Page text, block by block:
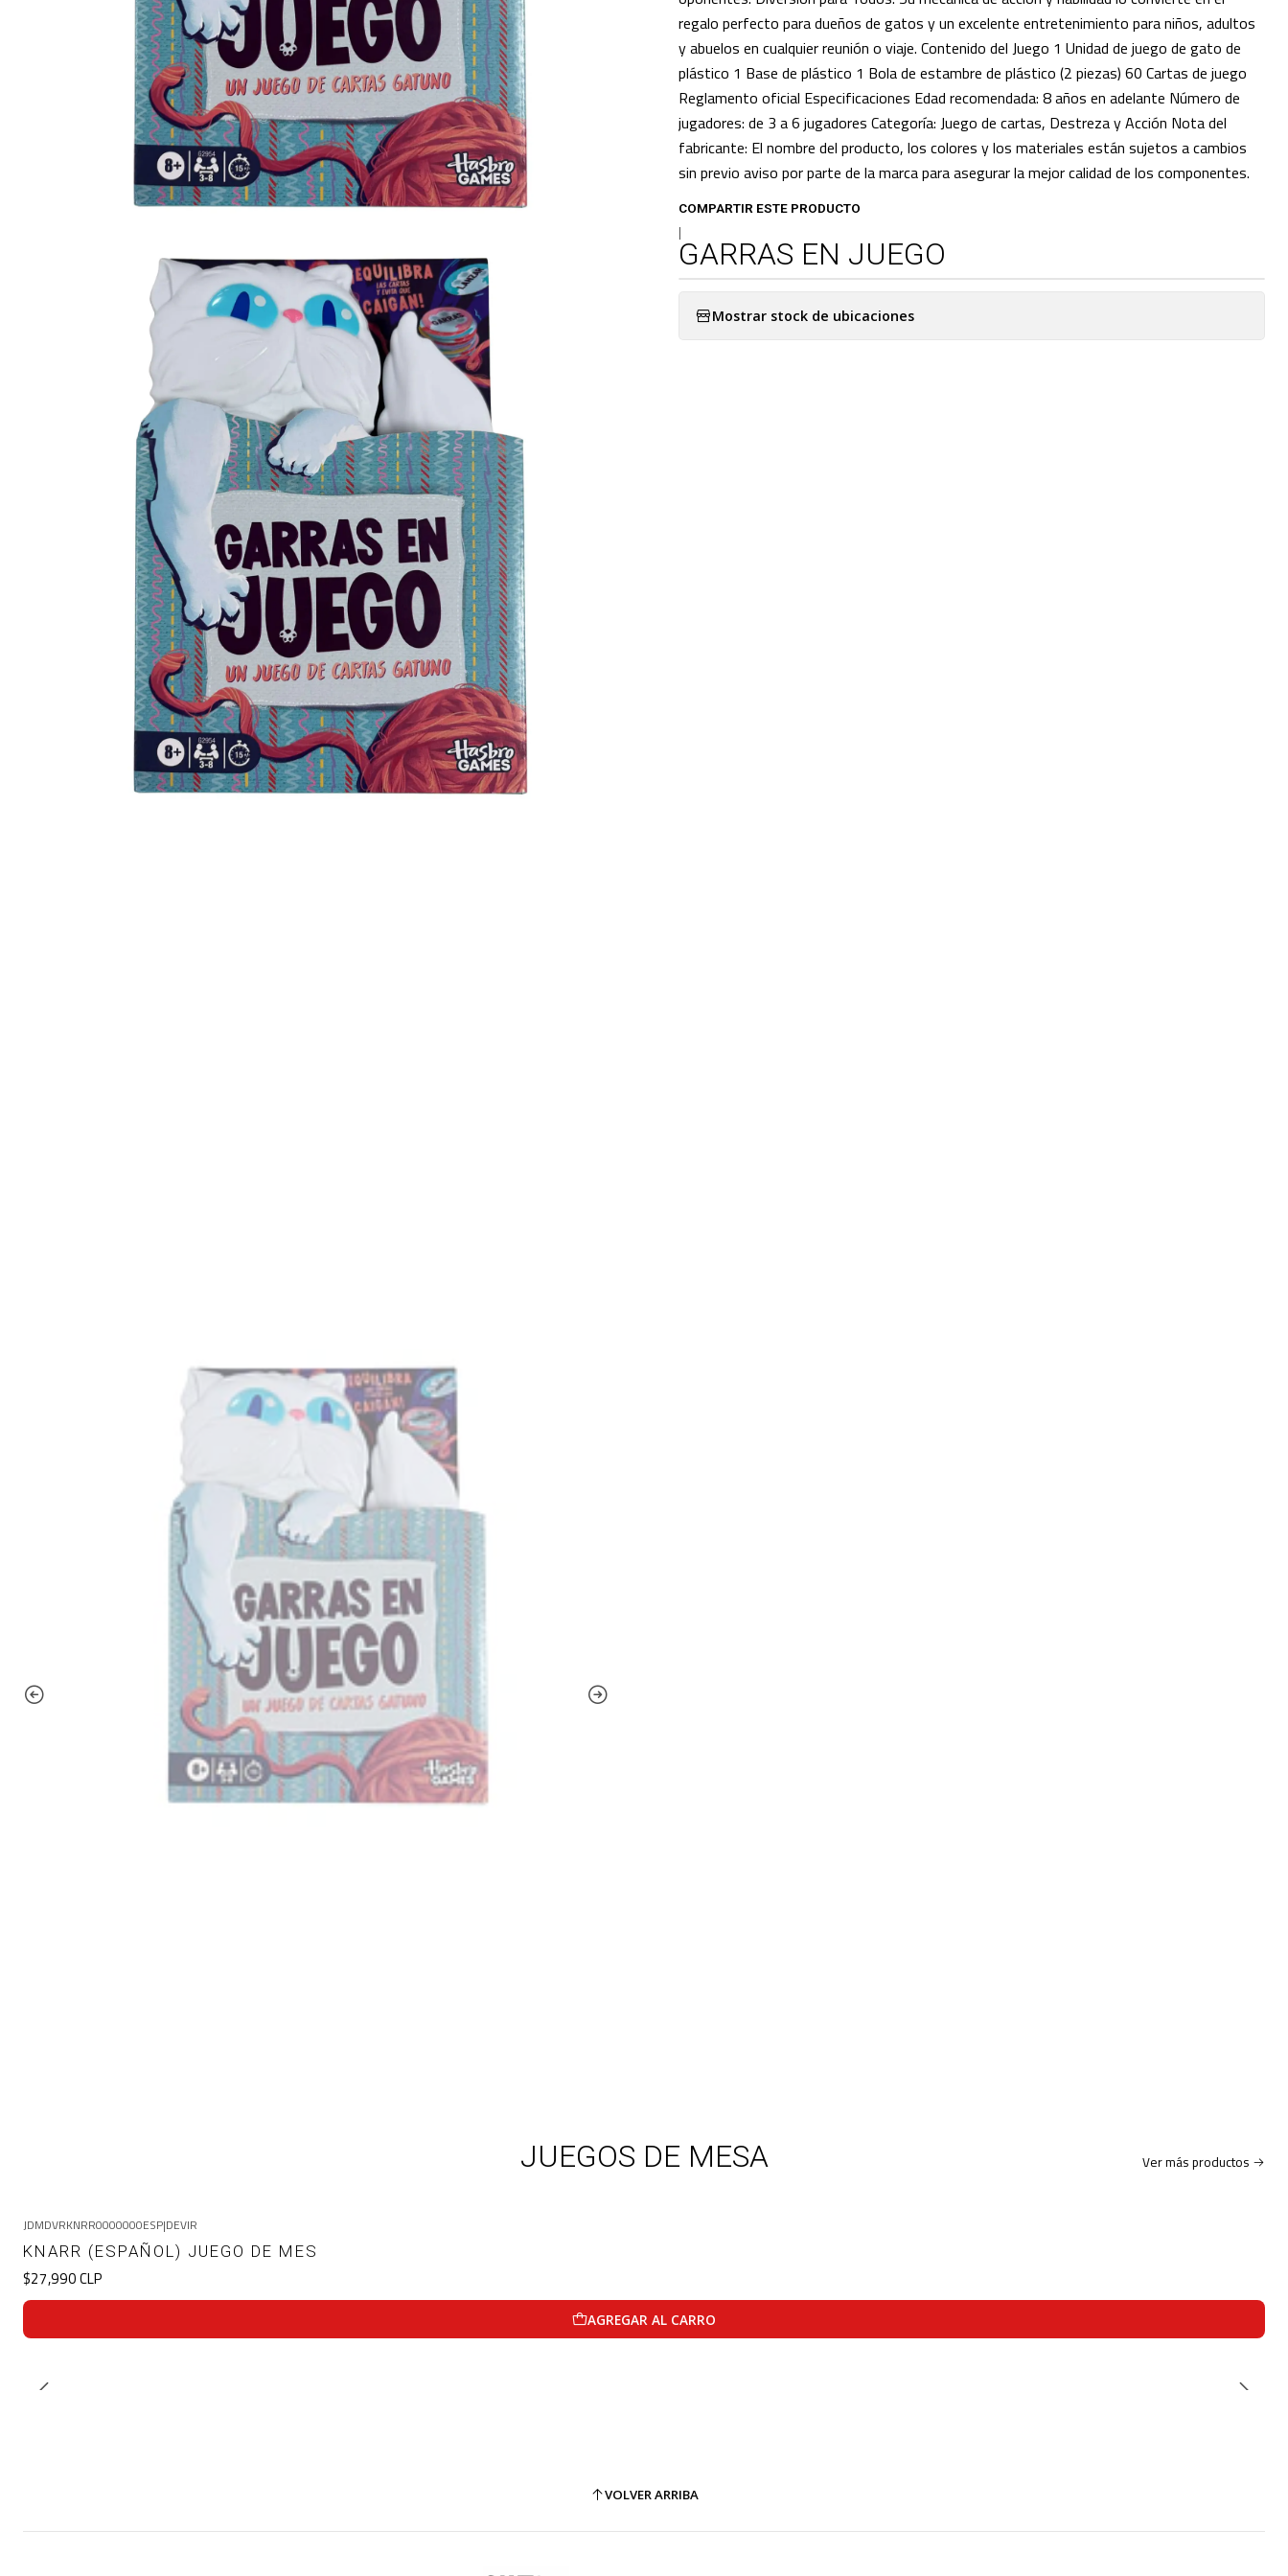
regalo perfecto para dueños de gatos y un excelente entretenimiento para niños, adultos
y abuelos en cualquier reunión o viaje. Contenido del Juego 1 Unidad de juego de gato de
plástico 1 Base de plástico 1 Bola de estambre de plástico (2 piezas) 60 Cartas de juego
Reglamento oficial Especificaciones Edad recomendada: 8 años en adelante Número de
jugadores: de 3 a 6 jugadores Categoría: Juego de cartas, Destreza y Acción Nota del
fabricante: El nombre del producto, los colores y los materiales están sujetos a cambios
sin previo aviso por parte de la marca para asegurar la mejor calidad de los componentes.
COMPARTIR ESTE PRODUCTO
|
GARRAS EN JUEGO
Mostrar stock de ubicaciones
JUEGOS DE MESA Ver más productos
JDMDVRKNRR0000000ESP|DEVIR
KNARR (ESPAÑOL) JUEGO DE MES
$27,990 CLP
AGREGAR AL CARRO
VOLVER ARRIBA